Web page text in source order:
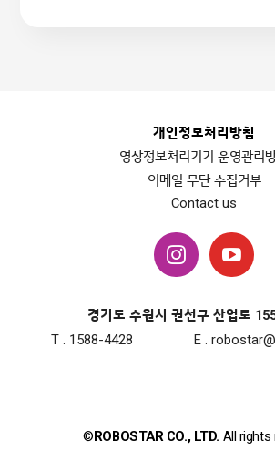
개인정보처리방침
영상정보처리기기 운영관리
이메일 무단 수집거부
Contact us
경기도 수원시 권선구 산업로
T . 1588-4428
E .
© ROBOSTAR CO., LTD. All rights